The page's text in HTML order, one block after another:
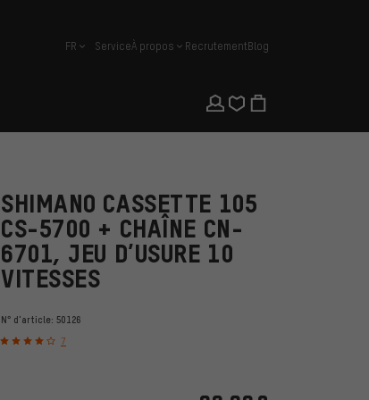
français
FR ServiceÀ propos RecrutementBlog
SHIMANO CASSETTE 105
CS-5700 + CHAÎNE CN-
6701, JEU D’USURE 10
VITESSES
N° d'article: 50126
7